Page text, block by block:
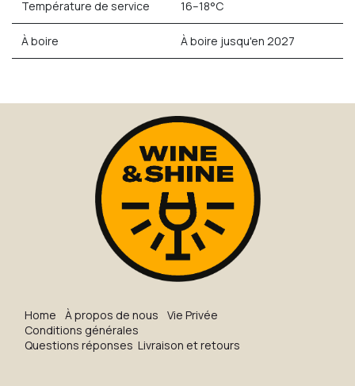
Température de service 16–18°C
À boire À boire jusqu'en 2027
H​o​me À propos de nous
Vie Privée
Conditions générales
Questions réponses Livraison et retours